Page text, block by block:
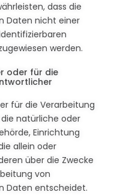
dass die
Daten nicht einer
werden.
oder für die
für die Verarbeitung
natürliche oder
Einrichtung
allein oder
über die Zwecke
von
Daten entscheidet.